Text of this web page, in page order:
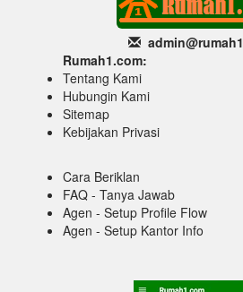
admin@rumah1
Rumah1.com:
Tentang Kami
Hubungin Kami
Sitemap
Kebijakan Privasi
Cara Beriklan
FAQ - Tanya Jawab
Agen - Setup Profile Flow
Agen - Setup Kantor Info